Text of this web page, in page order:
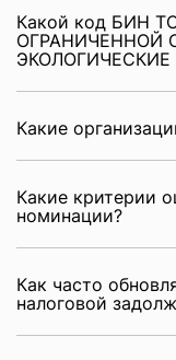
Какой код БИН
ОГРАНИЧЕННОЙ
Какие
Какие критерии
номинации?
Как часто
налоговой